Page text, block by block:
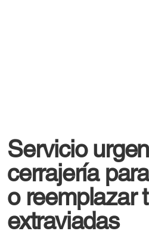
Servicio
cerrajería
o reemplazar
extraviadas